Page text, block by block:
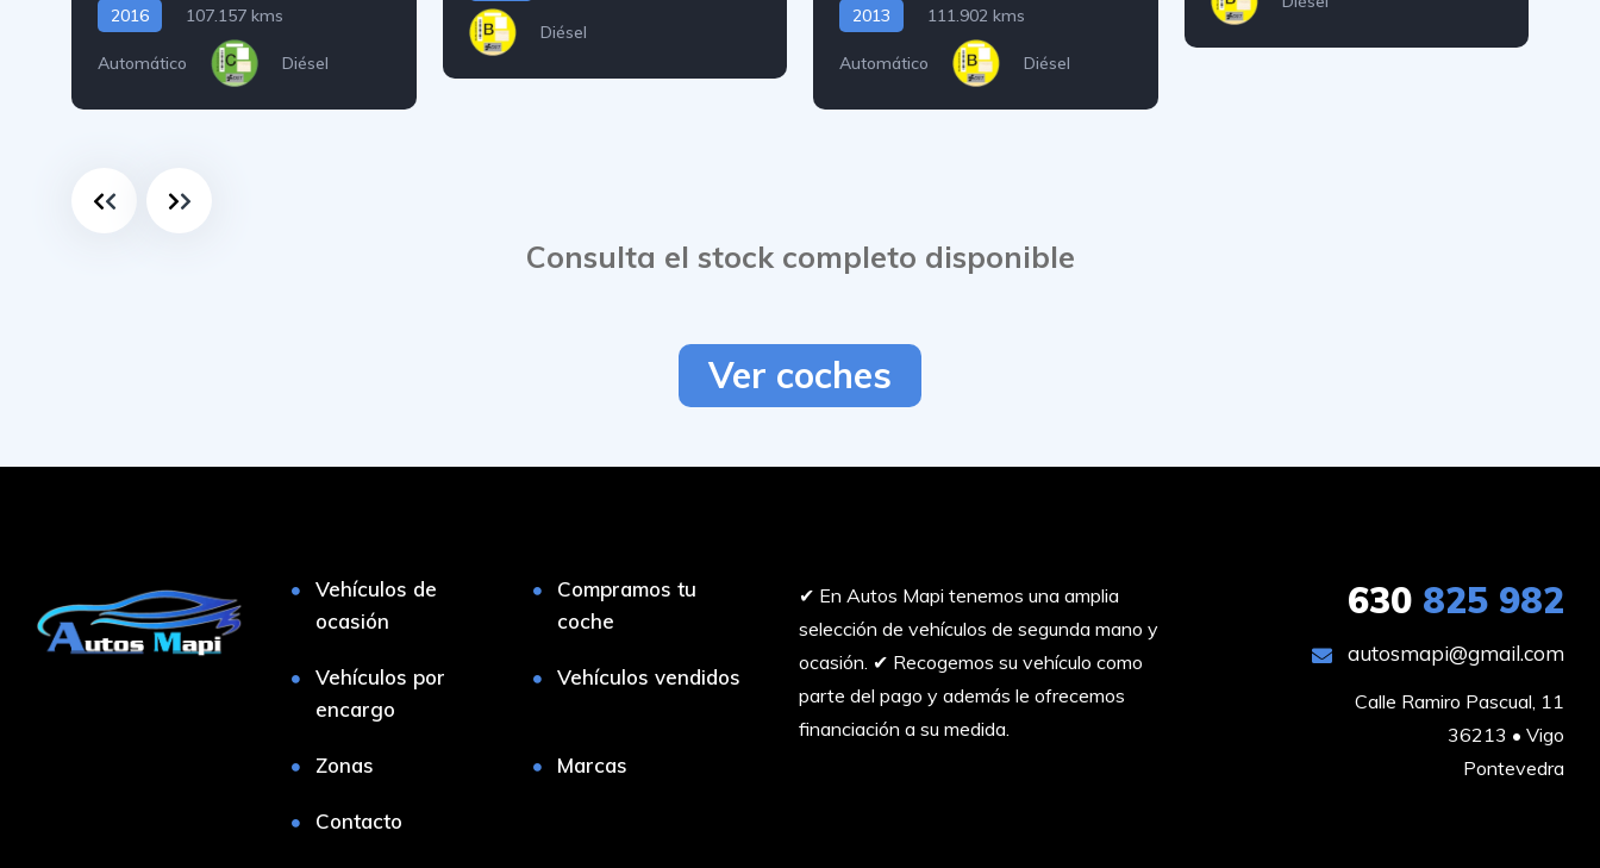
2016 107.157 kms
Automático Diésel
Diésel
2013 111.902 kms
Automático Diésel
Consulta el stock completo disponible
Ver coches
Vehículos de
ocasión
Compramos tu
coche
Vehículos por
encargo
Vehículos vendidos
Zonas Marcas
Contacto
✔︎ En Autos Mapi tenemos una amplia
selección de vehículos de segunda mano y
ocasión. ✔︎ Recogemos su vehículo como
parte del pago y además le ofrecemos
financiación a su medida.
630825 982
autosmapi@gmail.com
Calle Ramiro Pascual, 11
36213 • Vigo
Pontevedra